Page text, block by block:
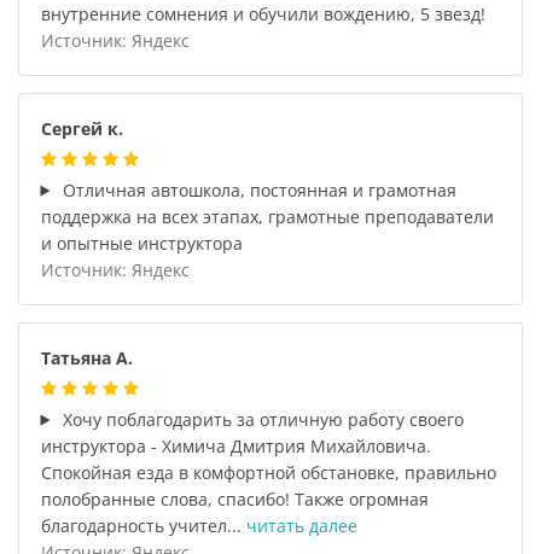
внутренние сомнения и обучили вождению, 5 звезд!
Источник: Яндекс
Сергей к.
Отличная автошкола, постоянная и грамотная
поддержка на всех этапах, грамотные преподаватели
и опытные инструктора
Источник: Яндекс
Татьяна А.
Хочу поблагодарить за отличную работу своего
инструктора - Химича Дмитрия Михайловича.
Спокойная езда в комфортной обстановке, правильно
полобранные слова, спасибо! Также огромная
благодарность учител... читать далее